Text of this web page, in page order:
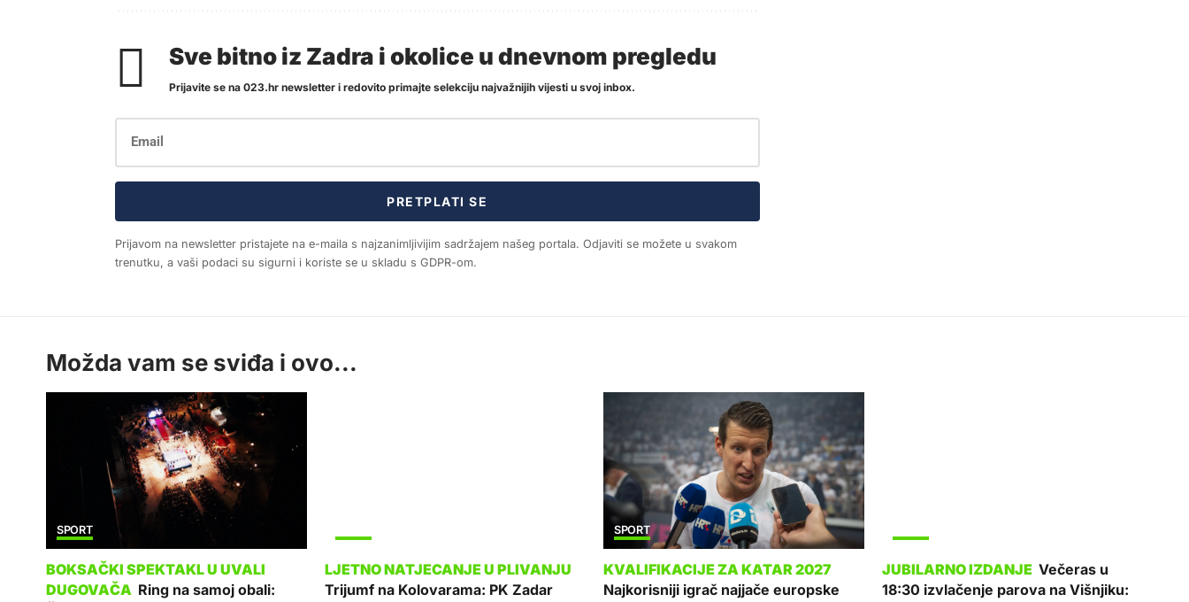
Sve bitno iz Zadra i okolice u dnevnom pregledu
Prijavite se na 023.hr newsletter i redovito primajte selekciju najvažnijih vijesti u svoj inbox.
PRETPLATI SE
Prijavom na newsletter pristajete na e-maila s najzanimljivijim sadržajem našeg portala. Odjaviti se možete u svakom
trenutku, a vaši podaci su sigurni i koriste se u skladu s GDPR-om.
Možda vam se sviđa i ovo...
SPORT
Ring na samoj obali:
Trijumf na Kolovarama: PK Zadar
SPORT
Najkorisniji igrač najjače europske
Večeras u
18:30 izvlačenje parova na Višnjiku: